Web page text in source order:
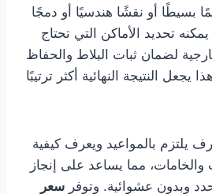
بسيطًا أو نقشًا هندسيًا أو دمجًا
تحديد الأماكن التي تحتاج
لضمان ثبات البلاط والحفاظ
النتيجة النهائية أكثر ترتيبًا
يلتزم بالمواعيد ويعرف كيفية
والخامات، مما يساعد على إنجاز
وبدون عشوائية. وتوفر سعر